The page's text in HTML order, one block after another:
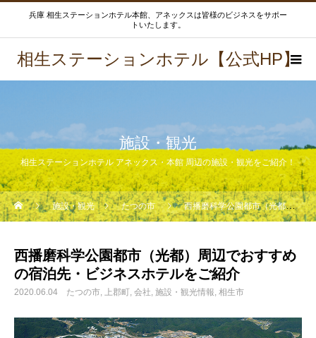
兵庫 相生ステーションホテル本館、アネックスは皆様のビジネスをサポー
トいたします。
相生ステーションホテル【公式HP】
施設・観光
相生ステーションホテル アネックス・本館 周辺の施設・観光をご紹介！
施設・観光 たつの市 西播磨科学公園都市（光都）周辺でおすすめの宿泊先・ビジネスホテルをご紹介
西播磨科学公園都市（光都）周辺でおすすめ
の宿泊先・ビジネスホテルをご紹介
2020.06.04 たつの市 上郡町 会社 施設・観光情報 相生市